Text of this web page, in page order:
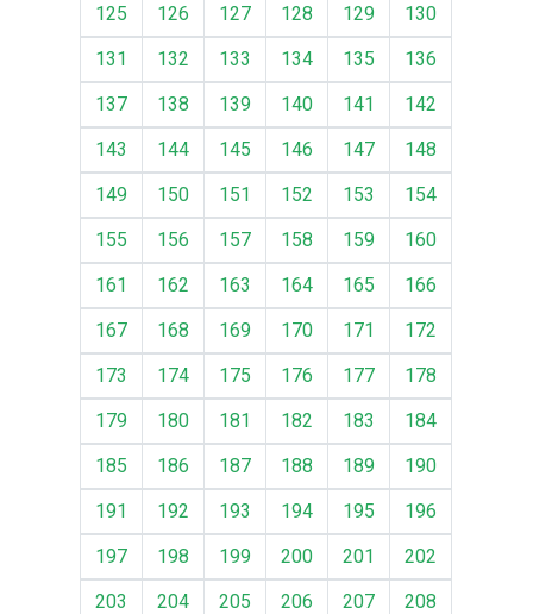
125
126 127 128 129
130
131
132 133 134 135
136
137
138 139 140 141
142
143
144 145 146 147
148
149
150 151 152 153
154
155
156 157 158 159
160
161
162 163 164 165
166
167
168 169 170 171
172
173
174 175 176 177
178
179
180 181 182 183
184
185
186 187 188 189
190
191
192 193 194 195
196
197
198 199 200 201
202
203
204 205 206 207
208